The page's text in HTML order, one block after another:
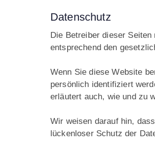
Datenschutz
Die Betreiber dieser
entsprechend den
Wenn Sie diese Website
persönlich identifiziert
erläutert auch, wie und zu
Wir weisen darauf hin,
lückenloser Schutz der